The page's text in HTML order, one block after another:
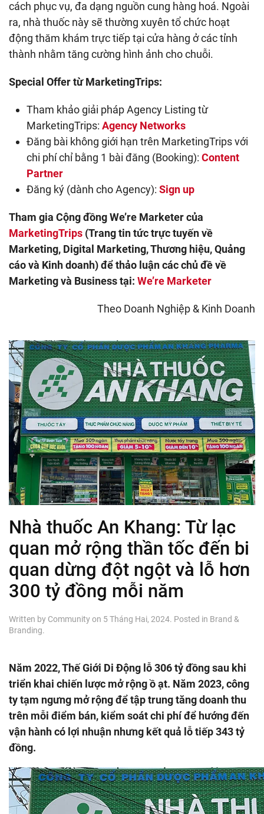
cách phục vụ, đa dạng nguồn cung hàng hoá. Ngoài
ra, nhà thuốc này sẽ thường xuyên tổ chức hoạt
động thăm khám trực tiếp tại cửa hàng ở các tỉnh
thành nhằm tăng cường hình ảnh cho chuỗi.
Special Offer từ MarketingTrips:
Tham khảo giải pháp Agency Listing từ
MarketingTrips: Agency Networks
Đăng bài không giới hạn trên MarketingTrips với
chi phí chỉ bằng 1 bài đăng (Booking): Content
Partner
Đăng ký (dành cho Agency): Sign up
Tham gia Cộng đồng We’re Marketer của
MarketingTrips (Trang tin tức trực tuyến về
Marketing, Digital Marketing, Thương hiệu, Quảng
cáo và Kinh doanh) để thảo luận các chủ đề về
Marketing và Business tại: We’re Marketer
Theo Doanh Nghiệp & Kinh Doanh
Nhà thuốc An Khang: Từ lạc
quan mở rộng thần tốc đến bi
quan dừng đột ngột và lỗ hơn
300 tỷ đồng mỗi năm
Written by Communityon 5 Tháng Hai, 2024. Posted in Brand &
Branding.
Năm 2022, Thế Giới Di Động lỗ 306 tỷ đồng sau khi
triển khai chiến lược mở rộng ồ ạt. Năm 2023, công
ty tạm ngưng mở rộng để tập trung tăng doanh thu
trên mỗi điểm bán, kiểm soát chi phí để hướng đến
vận hành có lợi nhuận nhưng kết quả lỗ tiếp 343 tỷ
đồng.